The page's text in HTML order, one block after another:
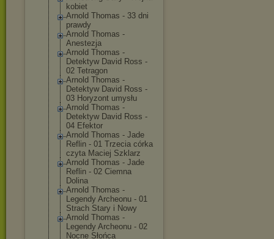
kobiet
Arnold Thomas - 33 dni
prawdy
Arnold Thomas -
Anestezja
Arnold Thomas -
Detektyw David Ross -
02 Tetragon
Arnold Thomas -
Detektyw David Ross -
03 Horyzont umysłu
Arnold Thomas -
Detektyw David Ross -
04 Efektor
Arnold Thomas - Jade
Reflin - 01 Trzecia córka
czyta Maciej Szklarz
Arnold Thomas - Jade
Reflin - 02 Ciemna
Dolina
Arnold Thomas -
Legendy Archeonu - 01
Strach Stary i Nowy
Arnold Thomas -
Legendy Archeonu - 02
Nocne Słońca